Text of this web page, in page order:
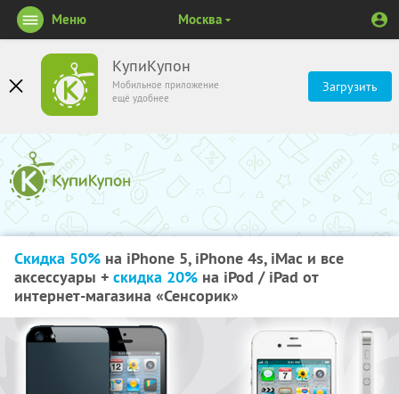
КупиКупон
Мобильное приложение
ещё удобнее
Загрузить
Меню Москва
Скидка 50% на iPhone 5, iPhone 4s, iMac и все
аксессуары + скидка 20% на iPod / iPad от
интернет-магазина «Сенсорик»